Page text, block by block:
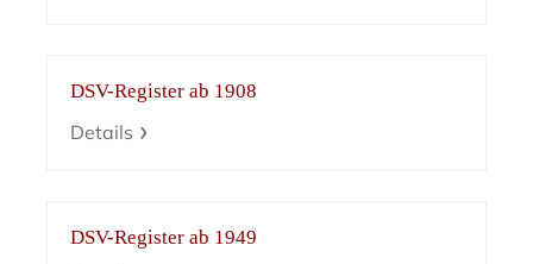
DSV-Register ab 1908
Details
DSV-Register ab 1949